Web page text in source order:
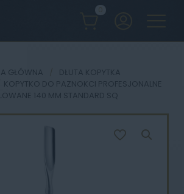
0
GŁÓWNA
DŁUTA KOPYTKA
KOPYTKO DO PAZNOKCI PROFESJONALNE
140 MM STANDARD SQ